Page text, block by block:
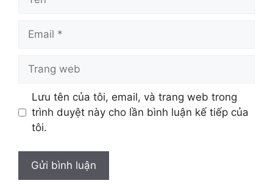
Email
Trang
Lưu tên của tôi, email, và trang web trong
trình duyệt này cho lần bình luận kế tiếp của
tôi.